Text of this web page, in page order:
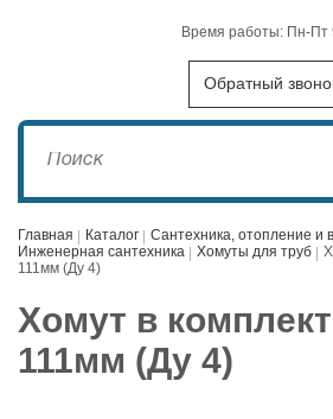
Время работы: Пн-Пт
Обратный
Главная Каталог
Сантехника, отопление и
Инженерная сантехника
Хомуты для труб
111мм (Ду 4)
Хомут в
111мм (Ду 4)